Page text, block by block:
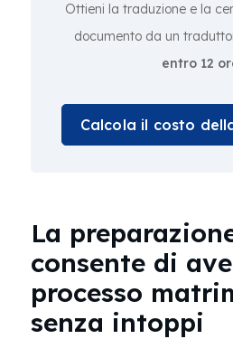
Ottieni la traduzione e la
documento da un
entro 12
Calcola il costo
La
consente di
processo
senza intoppi